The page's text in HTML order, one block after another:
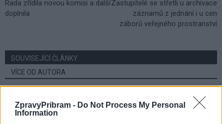
ZpravyPribram - Do Not Process My Personal
Information
Rada zřídila novou komisi a další
doplnila
Zastupitelé se střetli u archivace
záznamů z jednání i u cen
záborů veřejného prostranství
SOUVISEJÍCÍ ČLÁNKY
VÍCE OD AUTORA
Většina koupališť na Příbramsku nabízí
výborné podmínky. Horší voda je jen na